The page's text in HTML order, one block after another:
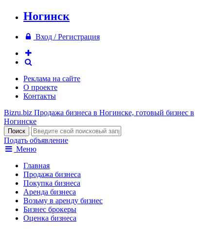
Ногинск
Вход / Регистрация
Реклама на сайте
О проекте
Контакты
Bizru.biz Продажа бизнеса в Ногинске, готовый бизнес в
Ногинске
Подать объявление
Меню
Главная
Продажа бизнеса
Покупка бизнеса
Аренда бизнеса
Возьму в аренду бизнес
Бизнес брокеры
Оценка бизнеса